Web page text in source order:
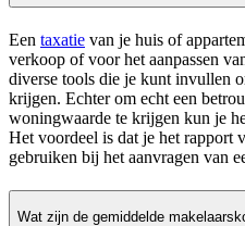
Een taxatie van je huis of
verkoop of voor het aanpassen
diverse tools die je kunt invullen
krijgen. Echter om echt een
woningwaarde te krijgen kun je
Het voordeel is dat je het rapport
gebruiken bij het aanvragen van
Wat zijn de gemiddelde